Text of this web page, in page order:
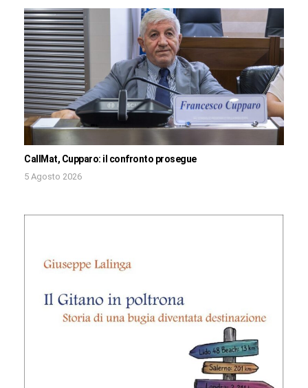
CallMat, Cupparo: il confronto prosegue
5 Agosto 2026